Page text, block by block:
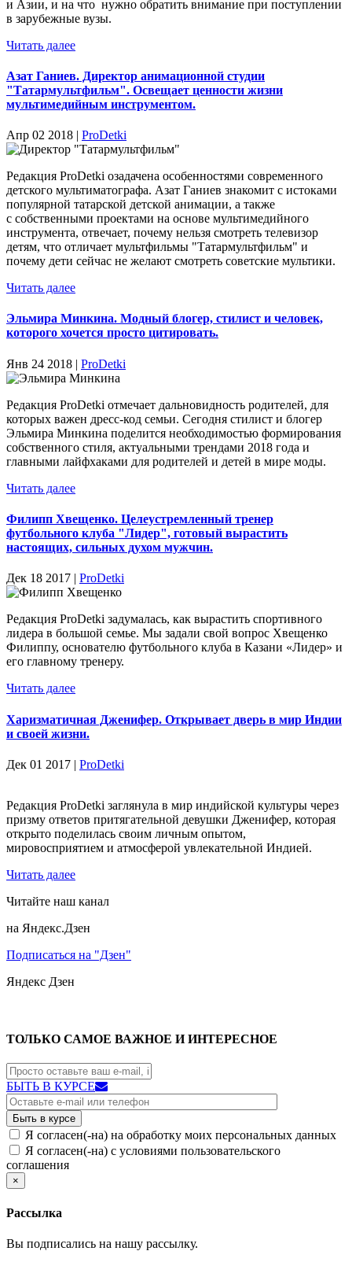
и Азии, и на что нужно обратить внимание при поступлении
в зарубежные вузы.
Читать далее
Азат Ганиев. Директор анимационной студии
"Татармультфильм". Освещает ценности жизни
мультимедийным инструментом.
Апр 02 2018 | ProDetki
Редакция ProDetki озадачена особенностями современного
детского мультиматографа. Азат Ганиев знакомит с истоками
популярной татарской детской анимации, а также
с собственными проектами на основе мультимедийного
инструмента, отвечает, почему нельзя смотреть телевизор
детям, что отличает мультфильмы "Татармультфильм" и
почему дети сейчас не желают смотреть советские мультики.
Читать далее
Эльмира Минкина. Модный блогер, стилист и человек,
которого хочется просто цитировать.
Янв 24 2018 | ProDetki
Редакция ProDetki отмечает дальновидность родителей, для
которых важен дресс-код семьи. Сегодня стилист и блогер
Эльмира Минкина поделится необходимостью формирования
собственного стиля, актуальными трендами 2018 года и
главными лайфхаками для родителей и детей в мире моды.
Читать далее
Филипп Хвещенко. Целеустремленный тренер
футбольного клуба "Лидер", готовый вырастить
настоящих, сильных духом мужчин.
Дек 18 2017 | ProDetki
Редакция ProDetki задумалась, как вырастить спортивного
лидера в большой семье. Мы задали свой вопрос Хвещенко
Филиппу, основателю футбольного клуба в Казани «Лидер» и
его главному тренеру.
Читать далее
Харизматичная Дженифер. Открывает дверь в мир Индии
и своей жизни.
Дек 01 2017 | ProDetki
Редакция ProDetki заглянула в мир индийской культуры через
призму ответов притягательной девушки Дженифер, которая
открыто поделилась своим личным опытом,
мировосприятием и атмосферой увлекательной Индией.
Читать далее
Читайте наш канал
на Яндекс.Дзен
Подписаться на "Дзен"
Яндекс Дзен
ТОЛЬКО САМОЕ ВАЖНОЕ И ИНТЕРЕСНОЕ
БЫТЬ В КУРСЕ
Я согласен(-на) на обработку моих персональных данных
Я согласен(-на) с условиями пользовательского
соглашения
×
Рассылка
Вы подписались на нашу рассылку.